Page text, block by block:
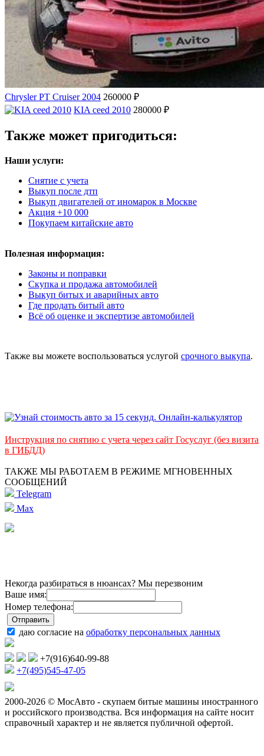
Chrysler PT Cruiser 2004 260000 ₽
KIA ceed 2010 280000 ₽
Также может пригодиться:
Наши услуги:
Снятие с учета
Выкуп после дтп
Выкуп двигателей от иномарок в Москве
Акция +10 000
Покупаем китайские авто
Полезная информация:
Законы и поправки
Скупка и продажа автомобилей
Выкуп битых и аварийных авто
Где продать битый авто
Всё об оценке и экспертизе автомобилей
Также вы можете воспользоваться услугой срочного выкупа.
Инструкция по снятию с учета через сайт Госуслуг (без визита
в ГИБДД)
ТАКЖЕ МЫ РАБОТАЕМ В РЕЖИМЕ МГНОВЕННЫХ
СООБЩЕНИЙ
Telegram
Max
Некогда разбираться в нюансах? Мы перезвоним
Ваше имя:
Номер телефона:
даю согласие на обработку персональных данных
+7(916)640-99-88
+7(495)545-47-05
2000-2026 © МосАвто - скупаем битые машины иностранного
и российского производства. Вся информация на сайте носит
справочный характер и не является публичной офертой.